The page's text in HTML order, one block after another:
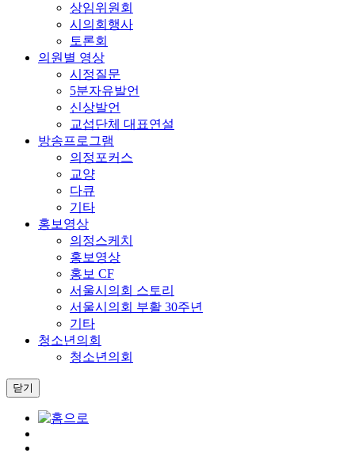
상임위원회
시의회행사
토론회
의원별 영상
시정질문
5분자유발언
신상발언
교섭단체 대표연설
방송프로그램
의정포커스
교양
다큐
기타
홍보영상
의정스케치
홍보영상
홍보 CF
서울시의회 스토리
서울시의회 부활 30주년
기타
청소년의회
청소년의회
닫기